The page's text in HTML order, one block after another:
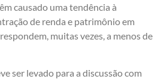
causado uma tendência à
de renda e patrimônio em
muitas vezes, a menos de
ser levado para a discussão com